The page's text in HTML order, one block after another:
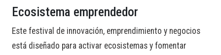
Ecosistema emprendedor
Este festival de innovación, emprendimiento y negocios
está diseñado para activar ecosistemas y fomentar